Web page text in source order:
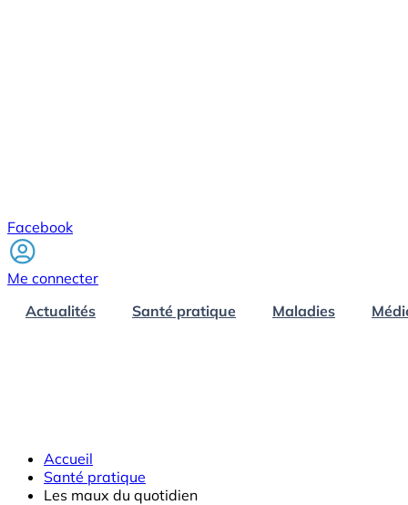
Facebook
Me connecter
Actualités
Santé pratique Maladies
Accueil
Santé pratique
Les maux du quotidien